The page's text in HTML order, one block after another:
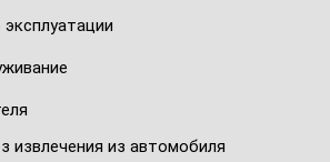
извлечения из автомобиля